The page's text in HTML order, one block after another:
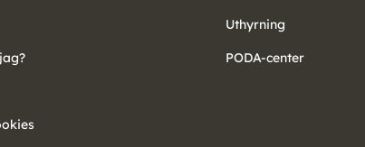
Uthyrning
PODA-center